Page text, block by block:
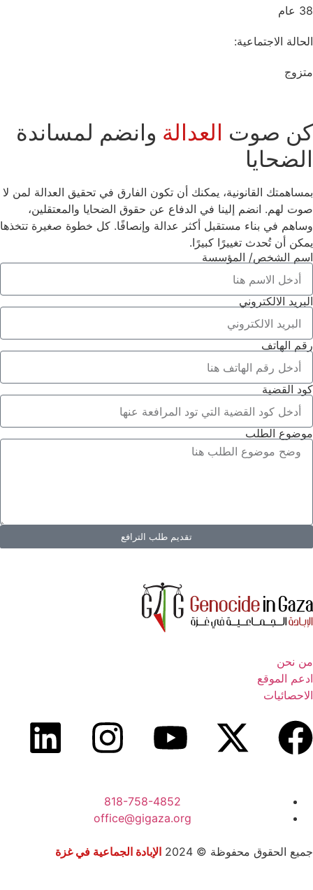
38 عام
الحالة الاجتماعية:
متزوج
كن صوت العدالة وانضم لمساندة
الضحايا
بمساهمتك القانونية، يمكنك أن تكون الفارق في تحقيق العدالة لمن لا
صوت لهم. انضم إلينا في الدفاع عن حقوق الضحايا والمعتقلين،
وساهم في بناء مستقبل أكثر عدالة وإنصافًا. كل خطوة صغيرة تتخذها
يمكن أن تُحدث تغييرًا كبيرًا.
اسم الشخص/ المؤسسة
البريد الالكتروني
رقم الهاتف
كود القضية
موضوع الطلب
تقديم طلب الترافع
من نحن
ادعم الموقع
الاحصائيات
818-758-4852
office@gigaza.org
جميع الحقوق محفوظة © 2024 الإبادة الجماعية في غزة